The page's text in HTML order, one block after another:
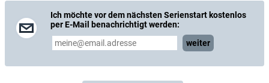
Ich möchte vor dem nächsten Serienstart kostenlos
per E-Mail benachrichtigt werden:
weiter